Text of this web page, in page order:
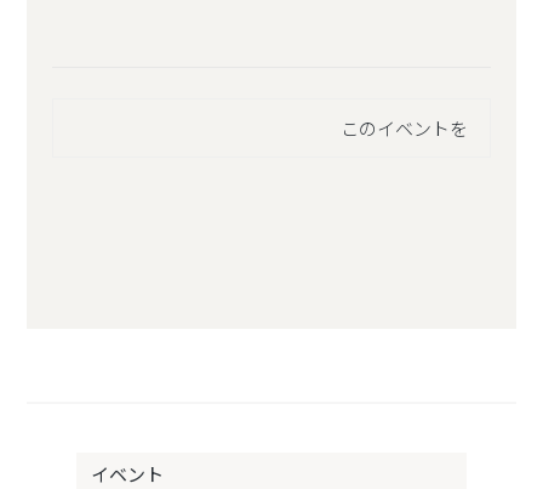
このイベントを
イベント